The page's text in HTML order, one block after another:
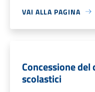
VAI ALLA PAGINA
Concessione
scolastici